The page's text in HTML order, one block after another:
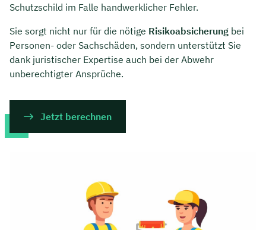
Schutzschild im Falle handwerklicher Fehler.
Sie sorgt nicht nur für die nötige Risikoabsicherung bei
Personen- oder Sachschäden, sondern unterstützt Sie
dank juristischer Expertise auch bei der Abwehr
unberechtigter Ansprüche.
Jetzt berechnen